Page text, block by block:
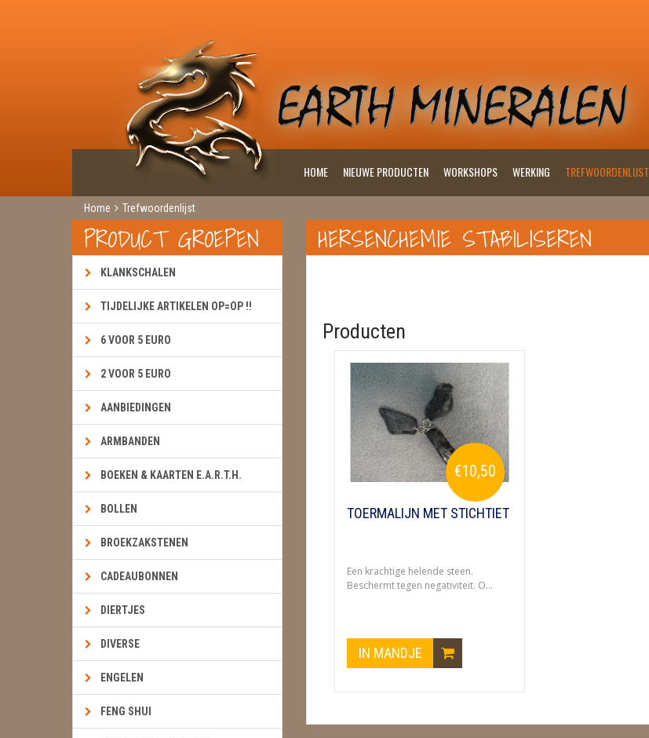
HOME NIEUWE PRODUCTEN WORKSHOPS WERKING TREFWOORDENLIJST
Home Trefwoordenlijst
PRODUCT GROEPEN
KLANKSCHALEN
TIJDELIJKE ARTIKELEN OP=OP !!
6 VOOR 5 EURO
2 VOOR 5 EURO
AANBIEDINGEN
ARMBANDEN
BOEKEN & KAARTEN E.A.R.T.H.
BOLLEN
BROEKZAKSTENEN
CADEAUBONNEN
DIERTJES
DIVERSE
ENGELEN
FENG SHUI
HERSENCHEMIE STABILISEREN
Producten
€10,50
TOERMALIJN MET STICHTIET
Een krachtige helende steen.
Beschermt tegen negativiteit. O...
IN MANDJE